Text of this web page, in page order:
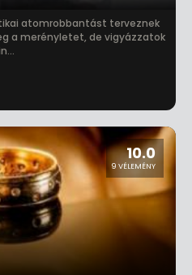
atomrobbantást terveznek
a merényletet, de vigyázzatok
10.0
9 VÉLEMÉNY